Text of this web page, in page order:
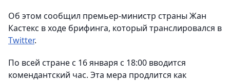
Об этом сообщил премьер-министр страны Жан
Кастекс в ходе брифинга, который транслировался в
Twitter.
По всей стране с 16 января с 18:00 вводится
комендантский час. Эта мера продлится как